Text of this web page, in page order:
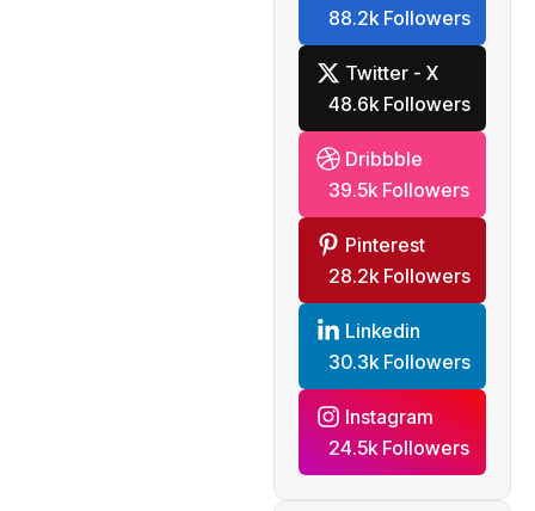
mondiale
88.2k Followers
Twitter - X
48.6k Followers
Dribbble
39.5k Followers
Pinterest
28.2k Followers
Linkedin
30.3k Followers
Instagram
24.5k Followers